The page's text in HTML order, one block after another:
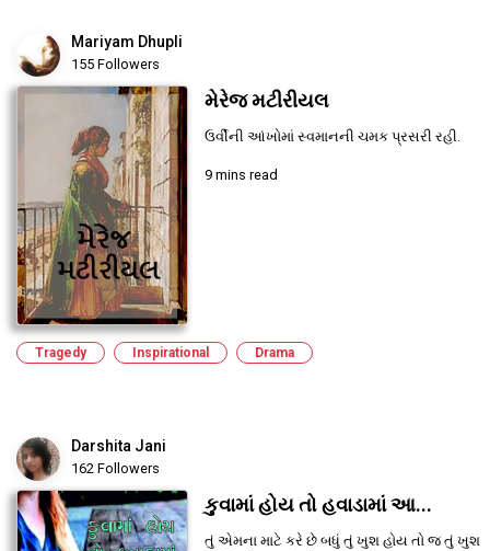
Mariyam Dhupli
155 Followers
મેરેજ મટીરીયલ
ઉર્વીની આંખોમાં સ્વમાનની ચમક પ્રસરી રહી.
9 mins read
Tragedy Inspirational Drama
Darshita Jani
162 Followers
કુવામાં હોય તો હવાડામાં આ...
તું એમના માટે કરે છે બધું તું ખુશ હોય તો જ તું ખુશ